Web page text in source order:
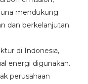
mendukung
dan berkelanjutan.
di Indonesia,
energi digunakan.
perusahaan